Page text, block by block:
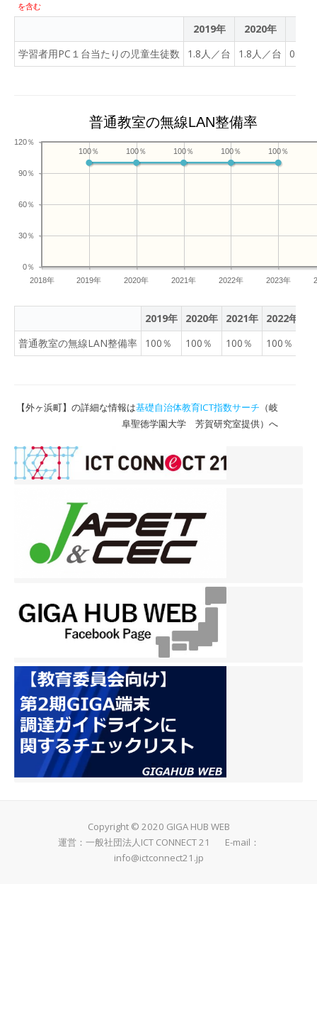
を含む
2019年 2020年
学習者用PC１台当たりの児童生徒数
1.8人／台 1.8人／台 0.7人
普通教室の無線LAN整備率
2018年 2019年 2020年 2021年 2022年 2023年
0％
30％
60％
90％
120％
100％
100％
100％
100％
100％
2019年 2020年 2021年 2022年
普通教室の無線LAN整備率
100％ 100％ 100％ 100％
【外ヶ浜町】の詳細な情報は基礎自治体教育ICT指数サーチ （岐
阜聖徳学園大学 芳賀研究室提供）へ
Copyright © 2020 GIGA HUB WEB
運営：一般社団法人ICT CONNECT 21 E-mail：
info@ictconnect21.jp